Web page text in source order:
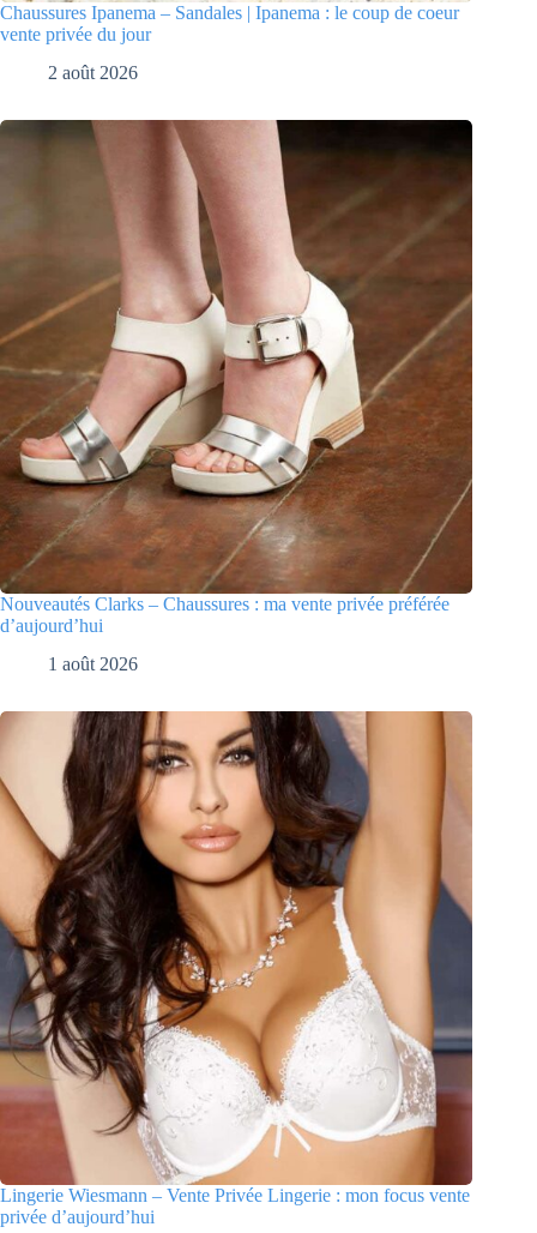
Chaussures Ipanema – Sandales | Ipanema : le coup de coeur
vente privée du jour
2 août 2026
Nouveautés Clarks – Chaussures : ma vente privée préférée
d’aujourd’hui
1 août 2026
Lingerie Wiesmann – Vente Privée Lingerie : mon focus vente
privée d’aujourd’hui